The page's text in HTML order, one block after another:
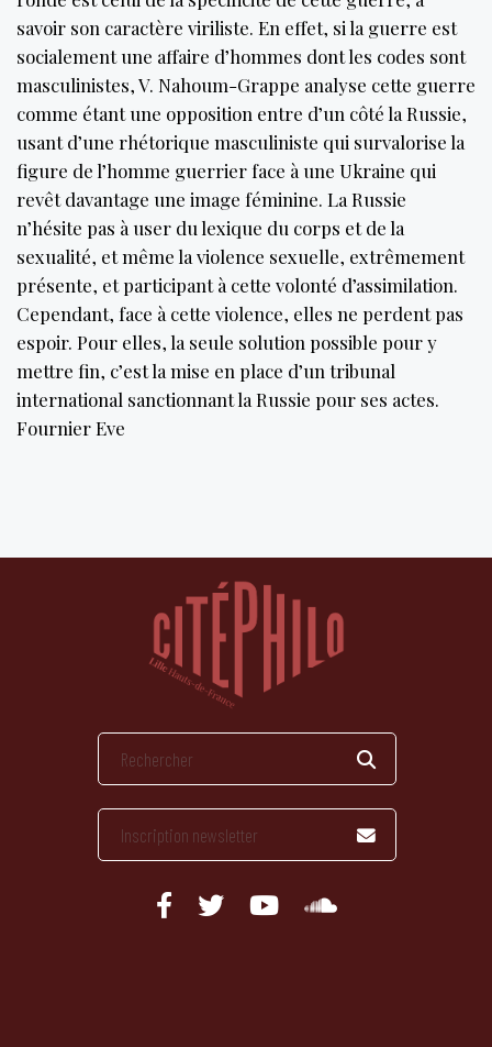
savoir son caractère viriliste. En effet, si la guerre est
socialement une affaire d’hommes dont les codes sont
masculinistes, V. Nahoum-Grappe analyse cette guerre
comme étant une opposition entre d’un côté la Russie,
usant d’une rhétorique masculiniste qui survalorise la
figure de l’homme guerrier face à une Ukraine qui
revêt davantage une image féminine. La Russie
n’hésite pas à user du lexique du corps et de la
sexualité, et même la violence sexuelle, extrêmement
présente, et participant à cette volonté d’assimilation.
Cependant, face à cette violence, elles ne perdent pas
espoir. Pour elles, la seule solution possible pour y
mettre fin, c’est la mise en place d’un tribunal
international sanctionnant la Russie pour ses actes.
Fournier Eve